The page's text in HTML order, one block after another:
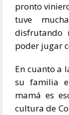
pronto
tuve
disfrutando
poder jugar
En cuanto a
su familia
mamá es
cultura de